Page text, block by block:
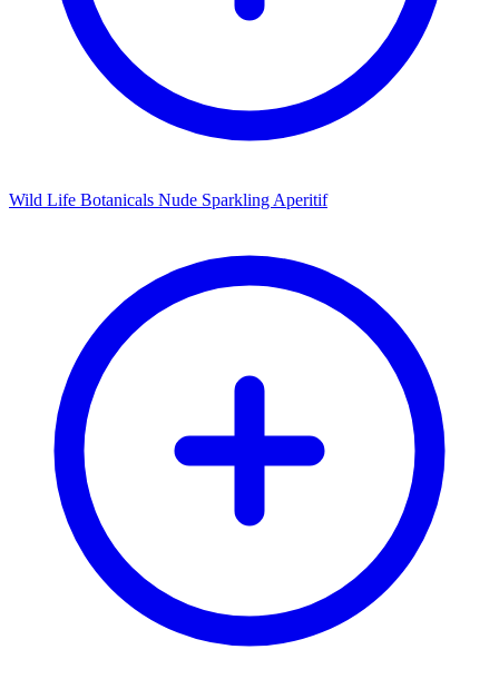
Wild Life Botanicals Nude Sparkling Aperitif